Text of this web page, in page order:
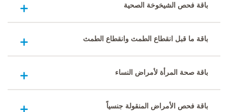
باقة فحص الشيخوخة الصحية
باقة ما قبل انقطاع الطمث وانقطاع الطمث
باقة صحة المرأة لأمراض النساء
باقة فحص الأمراض المنقولة جنسياً